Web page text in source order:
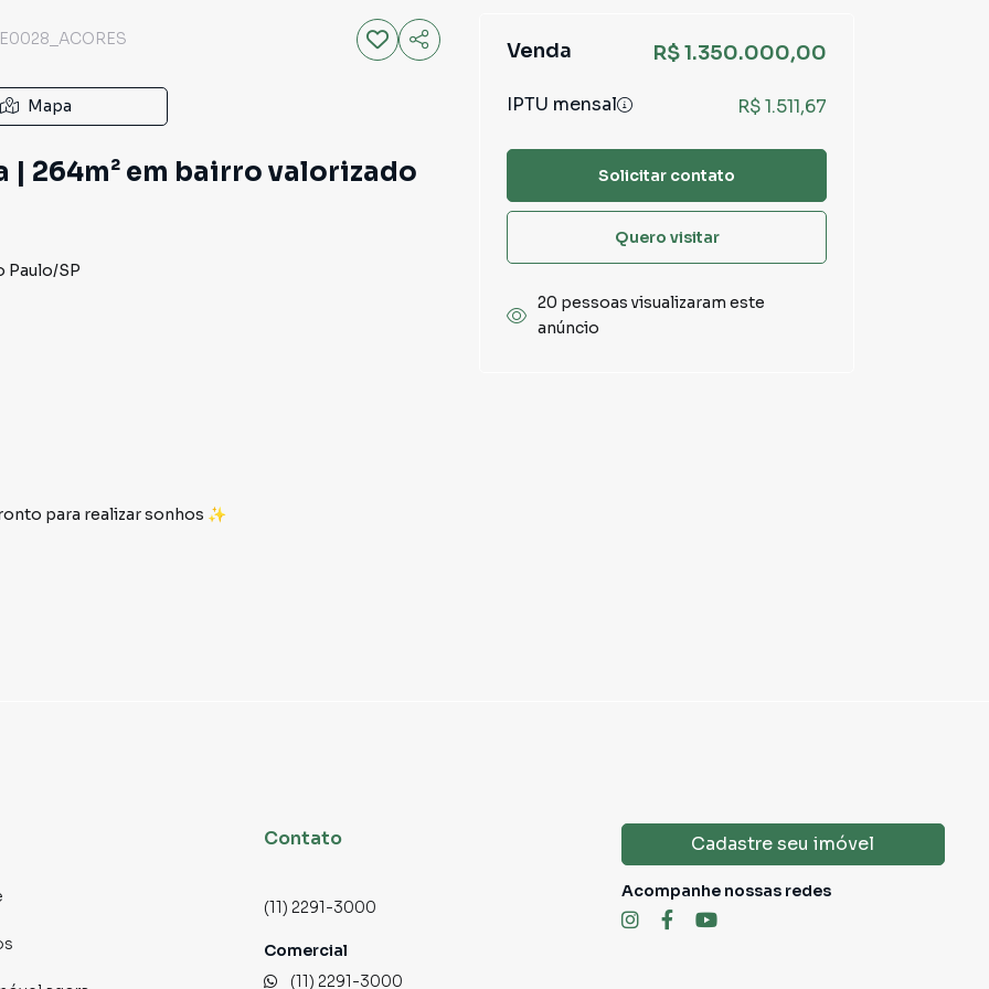
Mapa
| 264m² em bairro valorizado
Paulo/SP
para realizar sonhos ✨
modernos
e liquidez
Venda R$ 1.350.000,00
IPTU mensal R$ 1.511,67
Solicitar contato
Quero visitar
20 pessoas visualizaram este
anúncio
Contato
(11) 2291-3000
Comercial
(11) 2291-3000
Cadastre seu imóvel
Acompanhe nossas redes